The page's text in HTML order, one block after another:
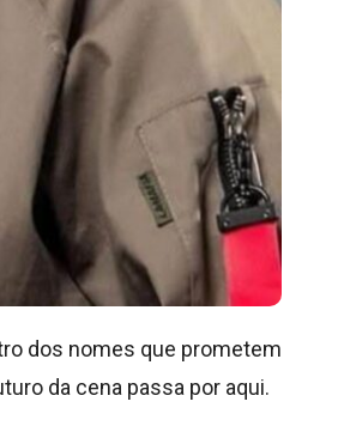
dos nomes que prometem
da cena passa por aqui.